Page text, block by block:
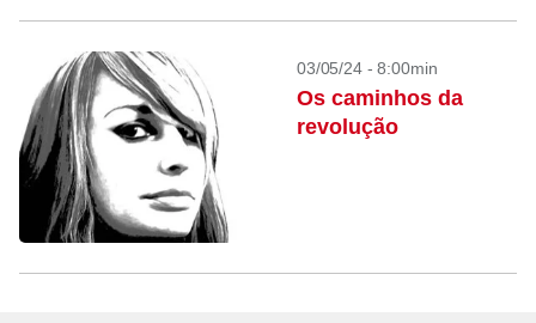
03/05/24 - 8:00min
Os caminhos da
revolução